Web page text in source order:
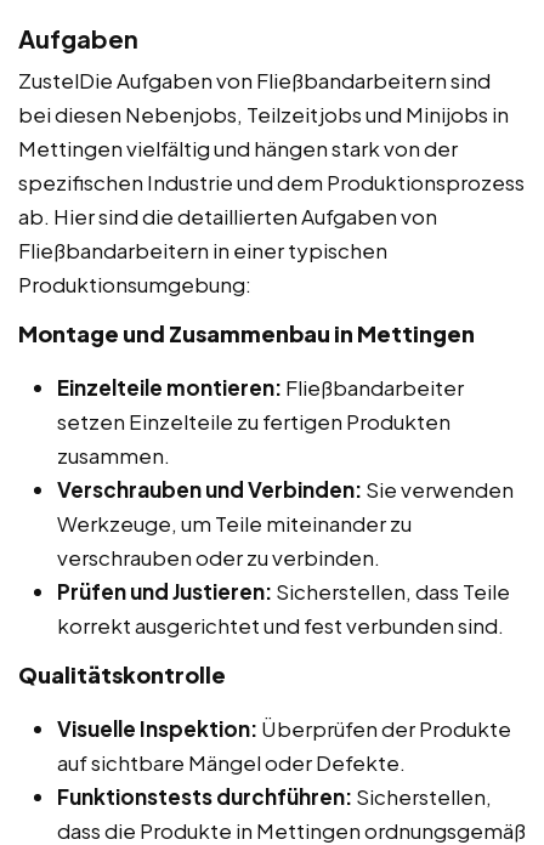
Aufgaben
ZustelDie Aufgaben von Fließbandarbeitern sind
bei diesen Nebenjobs, Teilzeitjobs und Minijobs in
Mettingen vielfältig und hängen stark von der
spezifischen Industrie und dem Produktionsprozess
ab. Hier sind die detaillierten Aufgaben von
Fließbandarbeitern in einer typischen
Produktionsumgebung:
Montage und Zusammenbau in Mettingen
Einzelteile montieren: Fließbandarbeiter
setzen Einzelteile zu fertigen Produkten
zusammen.
Verschrauben und Verbinden: Sie verwenden
Werkzeuge, um Teile miteinander zu
verschrauben oder zu verbinden.
Prüfen und Justieren: Sicherstellen, dass Teile
korrekt ausgerichtet und fest verbunden sind.
Qualitätskontrolle
Visuelle Inspektion: Überprüfen der Produkte
auf sichtbare Mängel oder Defekte.
Funktionstests durchführen: Sicherstellen,
dass die Produkte in Mettingen ordnungsgemäß